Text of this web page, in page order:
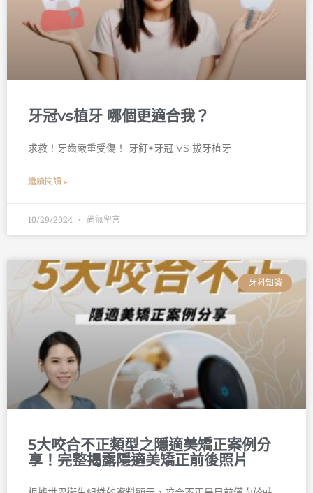
牙冠vs植牙 哪個更適合我？
求救！牙齒嚴重受傷！ 牙釘+牙冠 VS 拔牙植牙
繼續閱讀 »
10/29/2024 尚無留言
牙科知識
5大咬合不正類型之隱適美矯正案例分
享！完整揭露隱適美矯正前後照片